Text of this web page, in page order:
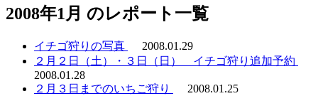
2008年1月 のレポート一覧
イチゴ狩りの写真
2008.01.29
２月２日（土）・３日（日） イチゴ狩り追加予約
2008.01.28
２月３日までのいちご狩り
2008.01.25